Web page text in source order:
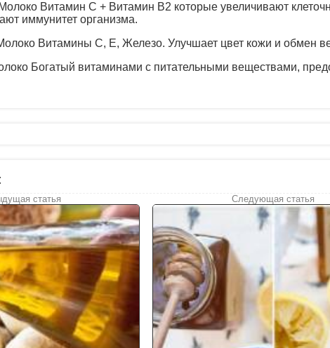
Витамин С + Витамин B2 которые увеличивают
иммунитет организма.
Витамины C, E, Железо. Улучшает цвет кожи и обмен
Богатый витаминами с питательными веществами,
статья Следующая статья